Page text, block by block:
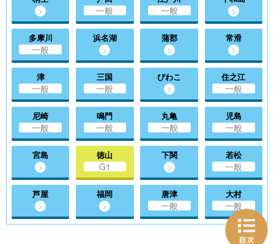
> 一般 一般 >
多摩川
一般
浜名湖
>
蒲郡
>
常滑
>
津
一般
三国
一般
びわこ
>
住之江
一般
尼崎
一般
鳴門
一般
丸亀
一般
児島
一般
宮島
>
徳山
G1
下関
>
若松
一般
芦屋
>
福岡
>
唐津
一般
大村
一般